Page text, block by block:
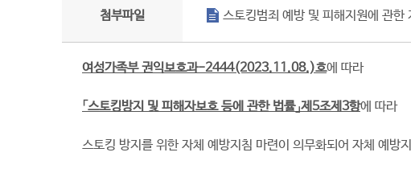
첨부파일 첨부파일
스토킹범죄 예방 및 피해지원에 관
여성가족부 권익보호과-2444(2023.11.08.)호에 따라
「스토킹방지 및 피해자보호 등에 관한 법률」제5조제3항에 따라
스토킹 방지를 위한 자체 예방지침 마련이 의무화되어 자체 예방